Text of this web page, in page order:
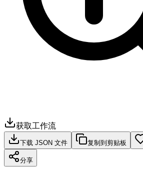
获取工作流
下载 JSON 文件 复制到剪贴板
分享